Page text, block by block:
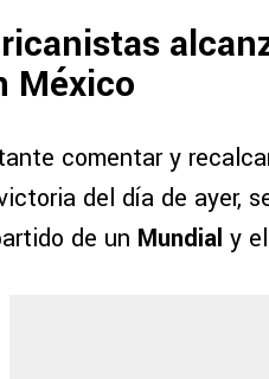
México
comentar y
del día de ayer,
de un Mundial y